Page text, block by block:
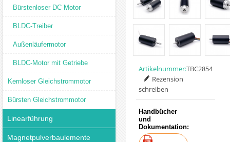
Bürstenloser DC Motor
BLDC-Treiber
Außenläufermotor
BLDC-Motor mit Getriebe
Kernloser Gleichstrommotor
Bürsten Gleichstrommotor
Linearführung
Magnetpulverbaulemente
Artikelnummer:TBC2854
Rezension
schreiben
Handbücher
und
Dokumentation: